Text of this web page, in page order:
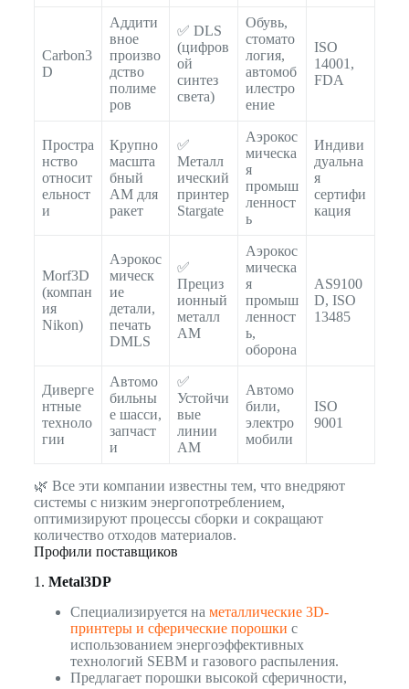
Carbon3
D
Аддити
вное
произво
дство
полиме
ров
✅ DLS
(цифров
ой
синтез
света)
Обувь,
стомато
логия,
автомоб
илестро
ение
ISO
14001,
FDA
Простра
нство
относит
ельност
и
Крупно
масшта
бный
AM для
ракет
✅
Металл
ический
принтер
Stargate
Аэрокос
мическа
я
промыш
ленност
ь
Индиви
дуальна
я
сертифи
кация
Morf3D
(компан
ия
Nikon)
Аэрокос
мическ
ие
детали,
печать
DMLS
✅
Прециз
ионный
металл
AM
Аэрокос
мическа
я
промыш
ленност
ь,
оборона
AS9100
D, ISO
13485
Диверге
нтные
техноло
гии
Автомо
бильны
е шасси,
запчаст
и
✅
Устойчи
вые
линии
AM
Автомо
били,
электро
мобили
ISO
9001
🌿 Все эти компании известны тем, что внедряют
системы с низким энергопотреблением,
оптимизируют процессы сборки и сокращают
количество отходов материалов.
Профили поставщиков
1. Metal3DP
Специализируется на металлические 3D-
принтеры и сферические порошки с
использованием энергоэффективных
технологий SEBM и газового распыления.
Предлагает порошки высокой сферичности,